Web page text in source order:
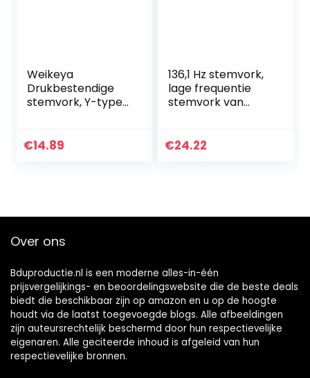
Weikeya
Drukbestendige
stemvork, Y-type
528 Hz gepolijste
€14.89
136,1 Hz stemvork,
lage frequentie
stemvork van
hamer, ideaal voor
€24.22
Over ons
Bduproductie.nl is een moderne alles-in-één
prijsvergelijkings- en beoordelingswebsite die de beste deals
biedt die beschikbaar zijn op amazon en u op de hoogte
houdt via de laatst toegevoegde blogs. Alle afbeeldingen
zijn auteursrechtelijk beschermd door hun respectievelijke
eigenaren. Alle geciteerde inhoud is afgeleid van hun
respectievelijke bronnen.